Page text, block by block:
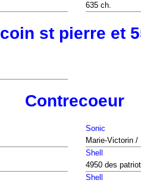
635 ch.
coin st pierre et
Contrecoeur
Sonic
Marie-Victorin /
Shell
4950 des
Shell